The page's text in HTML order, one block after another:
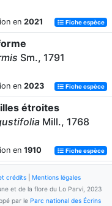
en 2021 Fiche espèce
Sm., 1791
en 2023 Fiche espèce
étroites
Mill., 1768
en 1910 Fiche espèce
1753
crédits
Mentions légales
et de la flore du Lo Parvi, 2023
par le Parc national des Écrins